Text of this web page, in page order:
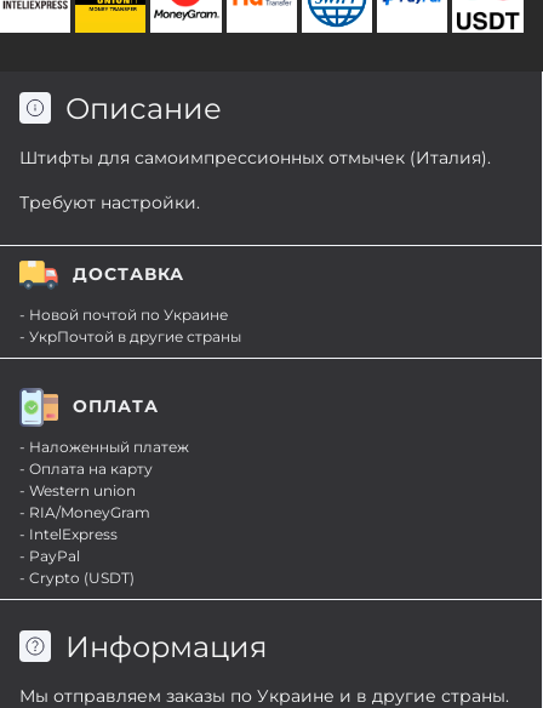
Описание
Штифты для самоимпрессионных отмычек (Италия).
Требуют настройки.
ДОСТАВКА
- Новой почтой по Украине
- УкрПочтой в другие страны
ОПЛАТА
- Наложенный платеж
- Оплата на карту
- Western union
- RIA/MoneyGram
- IntelExpress
- PayPal
- Crypto (USDT)
Информация
Мы отправляем заказы по Украине и в другие страны.